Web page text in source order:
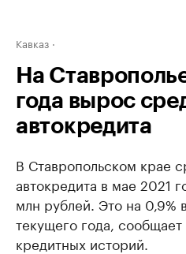
Кавказ
На
года вырос
автокредита
В Ставропольском крае
автокредита в мае 2021
млн рублей. Это на 0,9%
текущего года,
кредитных историй.